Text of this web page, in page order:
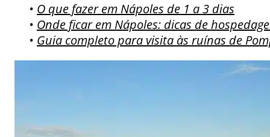
• O que fazer em Nápoles de 1 a 3 dias
• Onde ficar em Nápoles: dicas de
• Guia completo para visita às ruínas de